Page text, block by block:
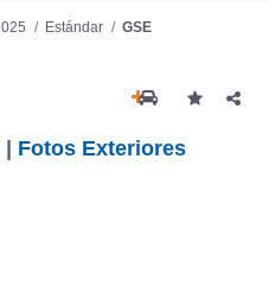
Estándar GSE
Fotos Exteriores